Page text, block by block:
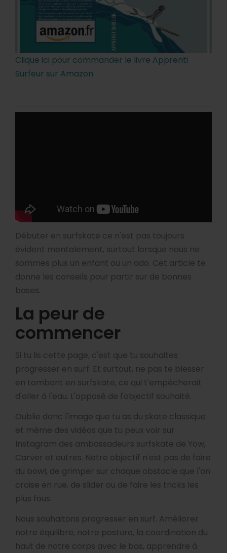
Clique ici pour commander le livre Apprenti
Surfeur sur Amazon
Débuter en surfskate ce n'est pas toujours
évident mentalement, surtout lorsque nous ne
sommes plus un enfant ou un ado. Cet article te
donne les conseils pour partir sur de bonnes
bases.
La peur de
commencer
Si tu lis cette page, c'est que tu souhaites
progresser en surf. Et surtout, ne pas te blesser
en tombant en surfskate, ce qui t'empêcherait
d'aller à l'eau. L'opposé de l'objectif souhaité.
Oublie donc l'image que tu as du skate classique
et même des vidéos que tu peux voir sur
Instagram des ambassadeurs surfskate de Yow,
Carver et autres. Notre objectif n'est pas de faire
du bowl, de grimper sur chaque obstacle que l'on
croise en rue, de slider ou de faire les tricks les
plus fous.
Nous souhaitons progresser en surf. Améliorer
notre équilibre, notre posture, la coordination du
haut de notre corps avec le bas, apprendre à